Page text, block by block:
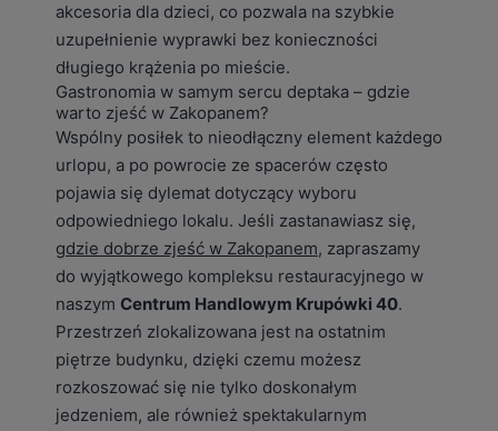
akcesoria dla dzieci, co pozwala na szybkie
uzupełnienie wyprawki bez konieczności
długiego krążenia po mieście.
Gastronomia w samym sercu deptaka – gdzie
warto zjeść w Zakopanem?
Wspólny posiłek to nieodłączny element każdego
urlopu, a po powrocie ze spacerów często
pojawia się dylemat dotyczący wyboru
odpowiedniego lokalu. Jeśli zastanawiasz się,
gdzie dobrze zjeść w Zakopanem, zapraszamy
do wyjątkowego kompleksu restauracyjnego w
naszym Centrum Handlowym Krupówki 40.
Przestrzeń zlokalizowana jest na ostatnim
piętrze budynku, dzięki czemu możesz
rozkoszować się nie tylko doskonałym
jedzeniem, ale również spektakularnym